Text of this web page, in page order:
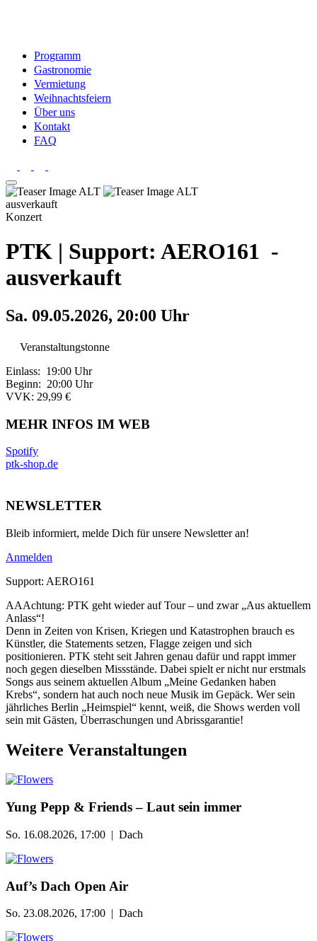
Programm
Gastronomie
Vermietung
Weihnachtsfeiern
Über uns
Kontakt
FAQ
ausverkauft
Konzert
PTK | Support: AERO161 -
ausverkauft
Sa. 09.05.2026, 20:00 Uhr
Veranstaltungstonne
Einlass: 19:00 Uhr
Beginn: 20:00 Uhr
VVK: 29,99 €
MEHR INFOS IM WEB
Spotify
ptk-shop.de
NEWSLETTER
Bleib informiert, melde Dich für unsere Newsletter an!
Anmelden
Support: AERO161
AAAchtung: PTK geht wieder auf Tour – und zwar „Aus aktuellem
Anlass“!
Denn in Zeiten von Krisen, Kriegen und Katastrophen brauch es
Künstler, die Statements setzen, Flagge zeigen und sich
positionieren. PTK steht seit Jahren genau dafür und rappt immer
noch gegen dieselben Missstände. Dabei spielt er nicht nur erstmals
Songs aus seinem aktuellen Album „Meine Gedanken haben
Krebs“, sondern hat auch noch neue Musik im Gepäck. Wer sein
jährliches Berlin „Heimspiel“ kennt, weiß, die Shows werden voll
sein mit Gästen, Überraschungen und Abrissgarantie!
Weitere Veranstaltungen
Yung Pepp & Friends – Laut sein immer
So. 16.08.2026, 17:00 | Dach
Auf’s Dach Open Air
So. 23.08.2026, 17:00 | Dach